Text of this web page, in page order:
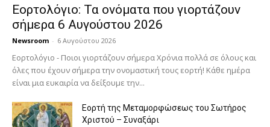
Εορτολόγιο: Τα ονόματα που γιορτάζουν
σήμερα 6 Αυγούστου 2026
Newsroom - 6 Αυγούστου 2026
Εορτολόγιο - Ποιοι γιορτάζουν σήμερα Χρόνια πολλά σε όλους και
όλες που έχουν σήμερα την ονομαστική τους εορτή! Κάθε ημέρα
είναι μια ευκαιρία να δείξουμε την...
Εορτή της Μεταμορφώσεως του Σωτήρος
Χριστού – Συναξάρι